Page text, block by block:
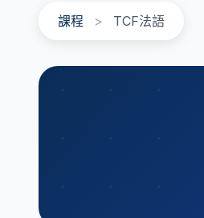
課程 > TCF法語